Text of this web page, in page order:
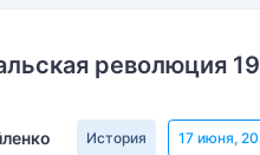
революция
История 17 июня,